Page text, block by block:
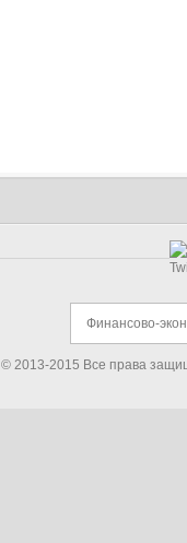
Финансово-
© 2013-2015 Все права